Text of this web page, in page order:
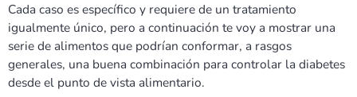
Cada caso es específico y requiere de un tratamiento
igualmente único, pero a continuación te voy a mostrar una
serie de alimentos que podrían conformar, a rasgos
generales, una buena combinación para controlar la diabetes
desde el punto de vista alimentario.